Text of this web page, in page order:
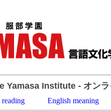
Yamasa Institute- オンラ
reading English meaning